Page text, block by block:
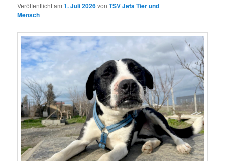
Veröffentlicht am1. Juli 2026vonTSV Jeta Tier und
Mensch